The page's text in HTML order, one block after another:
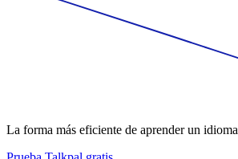
La forma más eficiente de aprender un idioma